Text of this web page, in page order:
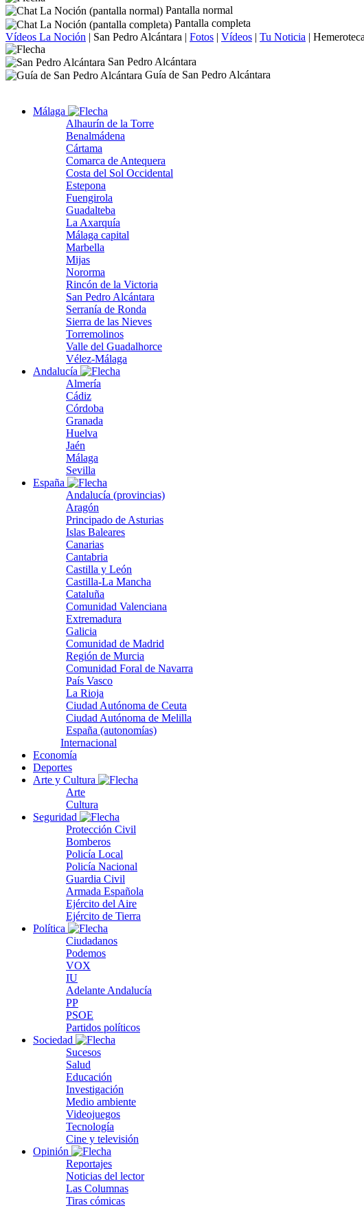
Pantalla normal
Pantalla completa
Vídeos La Noción | San Pedro Alcántara | Fotos | Vídeos | Tu Noticia | Hemeroteca
San Pedro Alcántara
Guía de San Pedro Alcántara
Málaga
Alhaurín de la Torre
Benalmádena
Cártama
Comarca de Antequera
Costa del Sol Occidental
Estepona
Fuengirola
Guadalteba
La Axarquía
Málaga capital
Marbella
Mijas
Nororma
Rincón de la Victoria
San Pedro Alcántara
Serranía de Ronda
Sierra de las Nieves
Torremolinos
Valle del Guadalhorce
Vélez-Málaga
Andalucía
Almería
Cádiz
Córdoba
Granada
Huelva
Jaén
Málaga
Sevilla
España
Andalucía (provincias)
Aragón
Principado de Asturias
Islas Baleares
Canarias
Cantabria
Castilla y León
Castilla-La Mancha
Cataluña
Comunidad Valenciana
Extremadura
Galicia
Comunidad de Madrid
Región de Murcia
Comunidad Foral de Navarra
País Vasco
La Rioja
Ciudad Autónoma de Ceuta
Ciudad Autónoma de Melilla
España (autonomías)
Internacional
Economía
Deportes
Arte y Cultura
Arte
Cultura
Seguridad
Protección Civil
Bomberos
Policía Local
Policía Nacional
Guardia Civil
Armada Española
Ejército del Aire
Ejército de Tierra
Política
Ciudadanos
Podemos
VOX
IU
Adelante Andalucía
PP
PSOE
Partidos políticos
Sociedad
Sucesos
Salud
Educación
Investigación
Medio ambiente
Videojuegos
Tecnología
Cine y televisión
Opinión
Reportajes
Noticias del lector
Las Columnas
Tiras cómicas